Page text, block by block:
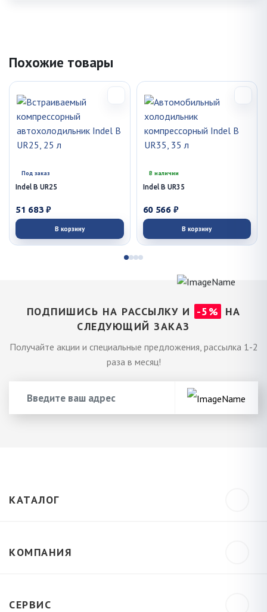
Похожие товары
Под заказ
Indel B UR25
51 683 ₽
В корзину
В наличии
Indel B UR35
60 566 ₽
В корзину
ПОДПИШИСЬ НА РАССЫЛКУ И -5%
НА
СЛЕДУЮЩИЙ ЗАКАЗ
Получайте акции и специальные предложения, рассылка 1-2
раза в месяц!
КАТАЛОГ
КОМПАНИЯ
СЕРВИС